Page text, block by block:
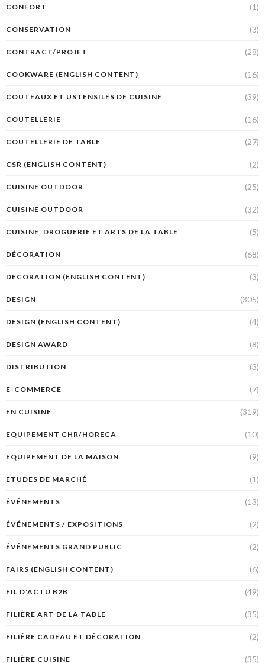
CONFORT (1)
CONSERVATION (3)
CONTRACT/PROJET (28)
COOKWARE (ENGLISH CONTENT) (16)
COUTEAUX ET USTENSILES DE CUISINE (39)
COUTELLERIE (16)
COUTELLERIE DE TABLE (27)
CSR (ENGLISH CONTENT) (2)
CUISINE OUTDOOR (25)
CUISINE OUTDOOR (32)
CUISINE, DROGUERIE ET ARTS DE LA TABLE (5)
DÉCORATION (68)
DECORATION (ENGLISH CONTENT) (3)
DESIGN (305)
DESIGN (ENGLISH CONTENT) (4)
DESIGN AWARD (8)
DISTRIBUTION (3)
E-COMMERCE (7)
EN CUISINE (319)
EQUIPEMENT CHR/HORECA (10)
EQUIPEMENT DE LA MAISON (9)
ETUDES DE MARCHÉ (1)
ÉVÉNEMENTS (13)
ÉVÉNEMENTS / EXPOSITIONS (2)
ÉVÉNEMENTS GRAND PUBLIC (2)
FAIRS (ENGLISH CONTENT) (6)
FIL D'ACTU B2B (49)
FILIÈRE ART DE LA TABLE (35)
FILIÈRE CADEAU ET DÉCORATION (2)
FILIÈRE CUISINE (35)